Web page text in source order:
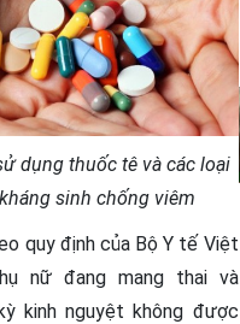
dụng thuốc tê và các loại
sinh chống viêm
quy định của Bộ Y tế Việt
nữ đang mang thai và
kinh nguyệt không được